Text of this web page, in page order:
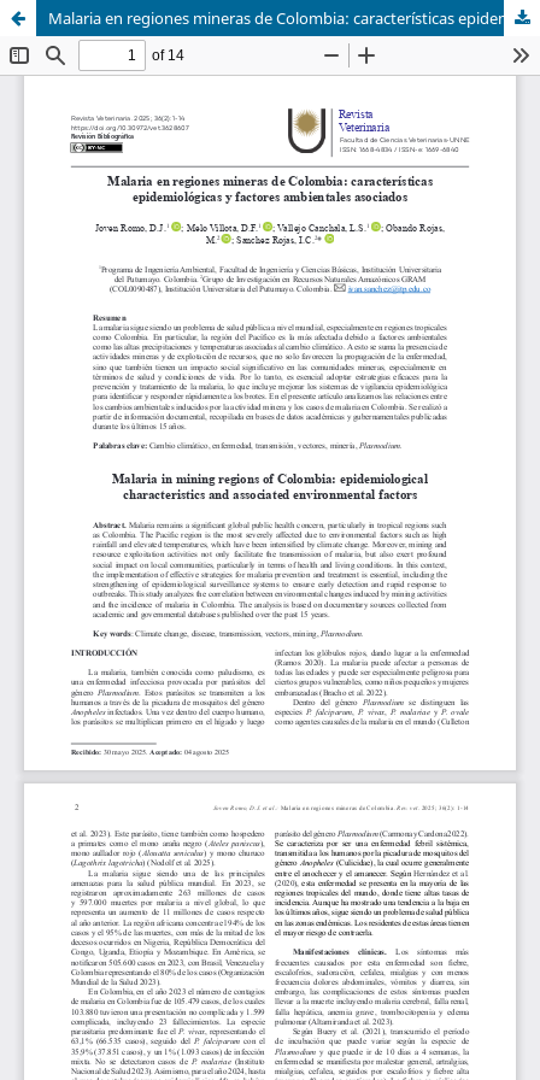
Malaria en regiones mineras de Colombia: características epidemiológicas y factores ambientales asociados